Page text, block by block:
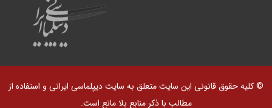
© کلیه حقوق قانونی این سایت متعلق به سایت دیپلماسی ایرانی و استفاده از
مطالب با ذکر منابع بلا مانع است.